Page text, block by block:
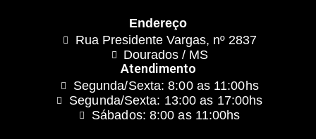
Endereço
Rua Presidente Vargas, nº 2837
Dourados / MS
Atendimento
Segunda/Sexta: 8:00 as 11:00hs
Segunda/Sexta: 13:00 as 17:00hs
Sábados: 8:00 as 11:00hs